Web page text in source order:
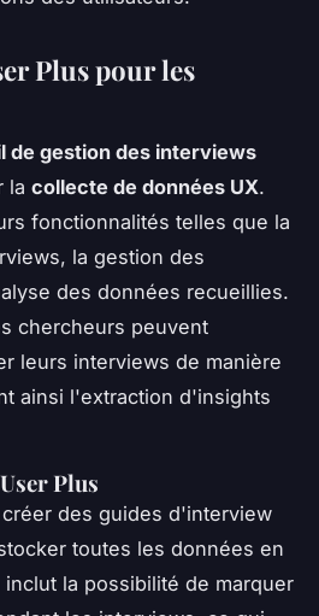
Plus pour les
de gestion des interviews
la collecte de données UX.
fonctionnalités telles que la
la gestion des
des données recueillies.
chercheurs peuvent
leurs interviews de manière
ainsi l'extraction d'insights
Plus
des guides d'interview
toutes les données en
la possibilité de marquer